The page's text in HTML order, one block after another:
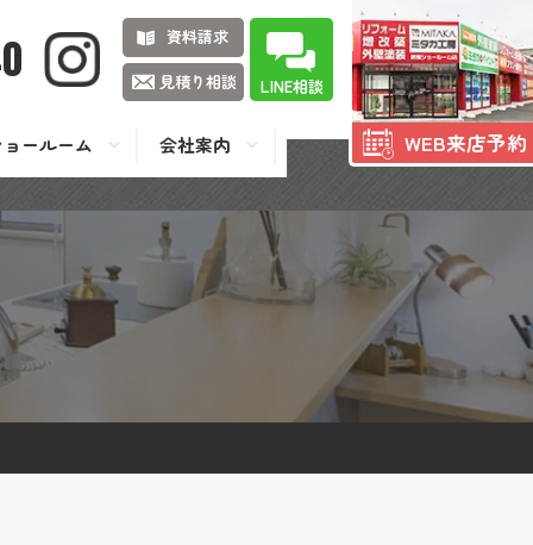
資料請求
見積り相談
LINE相談
WEB来店予約
ールーム 会社案内